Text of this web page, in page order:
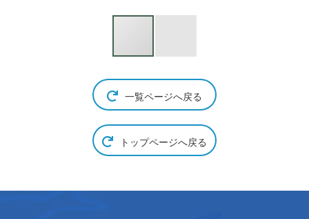
一覧ページへ戻る
トップページへ戻る